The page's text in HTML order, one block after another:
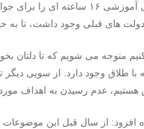
اساسی صورت گیرد. ماده ۸ این قانون،
های قبلی وجود داشت، تا
متوجه می شویم که تا دلتان
طلاق وجود دارد. از سویی دیگر
هستیم، عدم رسیدن به اهداف
افزود: از سال قبل این موضوعات